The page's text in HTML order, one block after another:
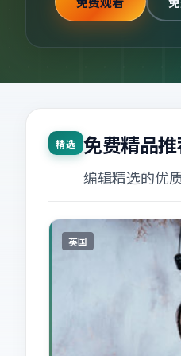
精选 免费精品
编辑精选的优
英国